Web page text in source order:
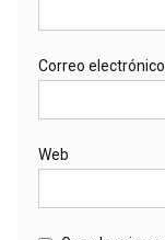
Correo electrónico
Web